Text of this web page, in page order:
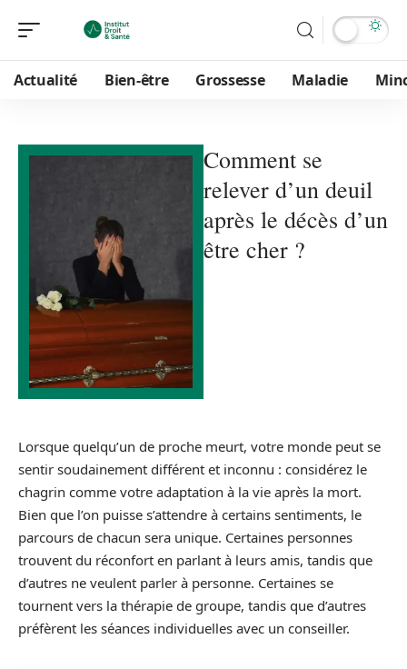
Actualité Bien-être Grossesse Maladie
Comment se
relever d’un deuil
après le décès d’un
être cher ?
Lorsque quelqu’un de proche meurt, votre monde peut se
sentir soudainement différent et inconnu : considérez le
chagrin comme votre adaptation à la vie après la mort.
Bien que l’on puisse s’attendre à certains sentiments, le
parcours de chacun sera unique. Certaines personnes
trouvent du réconfort en parlant à leurs amis, tandis que
d’autres ne veulent parler à personne. Certaines se
tournent vers la thérapie de groupe, tandis que d’autres
préfèrent les séances individuelles avec un conseiller.